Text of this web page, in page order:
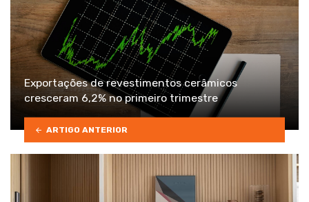
Exportações de revestimentos cerâmicos
cresceram 6,2% no primeiro trimestre
ARTIGO ANTERIOR